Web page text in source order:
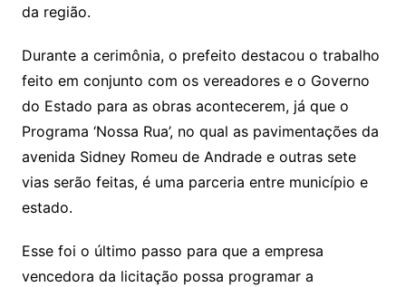
da região.
Durante a cerimônia, o prefeito destacou o trabalho
feito em conjunto com os vereadores e o Governo
do Estado para as obras acontecerem, já que o
Programa ‘Nossa Rua’, no qual as pavimentações da
avenida Sidney Romeu de Andrade e outras sete
vias serão feitas, é uma parceria entre município e
estado.
Esse foi o último passo para que a empresa
vencedora da licitação possa programar a